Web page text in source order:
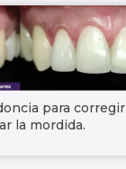
para corregir
la mordida.